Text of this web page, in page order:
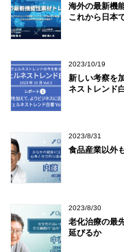
海外の最新機
これから日本
2023/10/19
新しい考察を
ネストレンド
2023/8/31
食品産業以外
2023/8/30
老化治療の最
延びるか